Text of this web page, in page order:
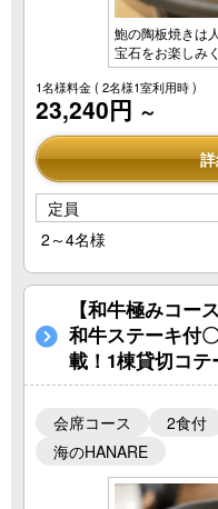
鮑の陶板焼きは
宝石をお楽しみ
1名様料金( 2名様1室利用時 )
23,240円 ～
定員
2～4名様
【和牛極みコー
和牛ステーキ付
載！1棟貸切コテ
会席コース 2食付
海のHANARE